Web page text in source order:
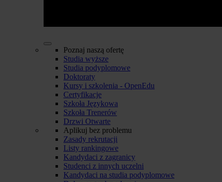
Poznaj naszą ofertę
Studia wyższe
Studia podyplomowe
Doktoraty
Kursy i szkolenia - OpenEdu
Certyfikacje
Szkoła Językowa
Szkoła Trenerów
Drzwi Otwarte
Aplikuj bez problemu
Zasady rekrutacji
Listy rankingowe
Kandydaci z zagranicy
Studenci z innych uczelni
Kandydaci na studia podyplomowe